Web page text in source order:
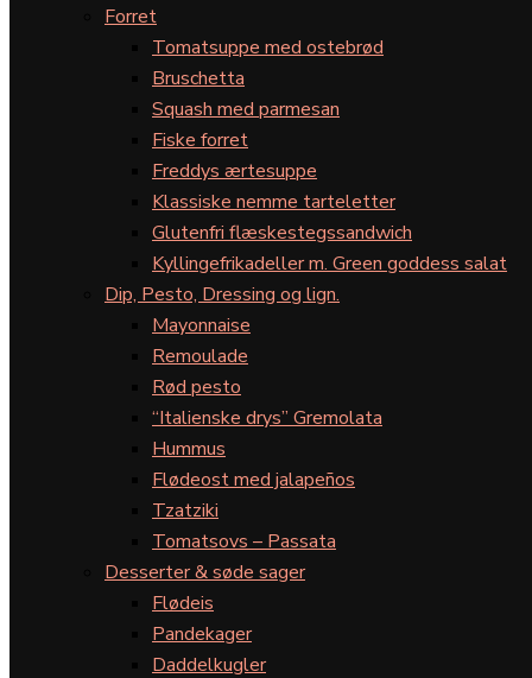
Forret
Tomatsuppe med ostebrød
Bruschetta
Squash med parmesan
Fiske forret
Freddys ærtesuppe
Klassiske nemme tarteletter
Glutenfri flæskestegssandwich
Kyllingefrikadeller m. Green goddess salat
Dip, Pesto, Dressing og lign.
Mayonnaise
Remoulade
Rød pesto
“Italienske drys” Gremolata
Hummus
Flødeost med jalapeños
Tzatziki
Tomatsovs – Passata
Desserter & søde sager
Flødeis
Pandekager
Daddelkugler